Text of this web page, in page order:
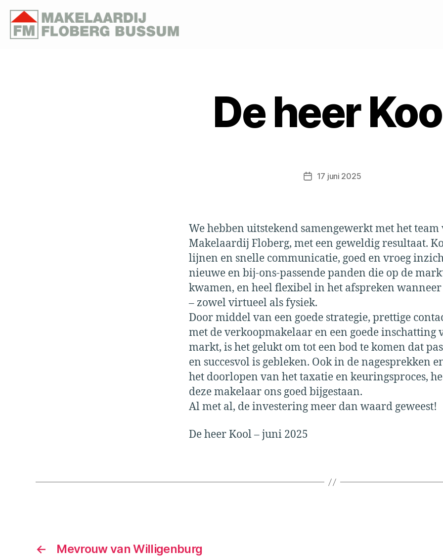
De heer
17 juni 2025
We hebben uitstekend samengewerkt met het team
Makelaardij Floberg, met een geweldig resultaat.
lijnen en snelle communicatie, goed en vroeg
nieuwe en bij-ons-passende panden die op de
kwamen, en heel flexibel in het afspreken
– zowel virtueel als fysiek.
Door middel van een goede strategie, prettige
met de verkoopmakelaar en een goede inschatting
markt, is het gelukt om tot een bod te komen dat
en succesvol is gebleken. Ook in de nagesprekken
het doorlopen van het taxatie en keuringsproces,
deze makelaar ons goed bijgestaan.
Al met al, de investering meer dan waard geweest!
De heer Kool – juni 2025
← Mevrouw van Willigenburg